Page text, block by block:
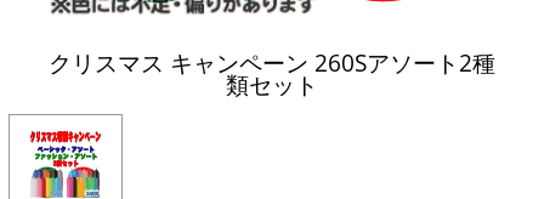
クリスマス キャンペーン 260Sアソート2種
類セット